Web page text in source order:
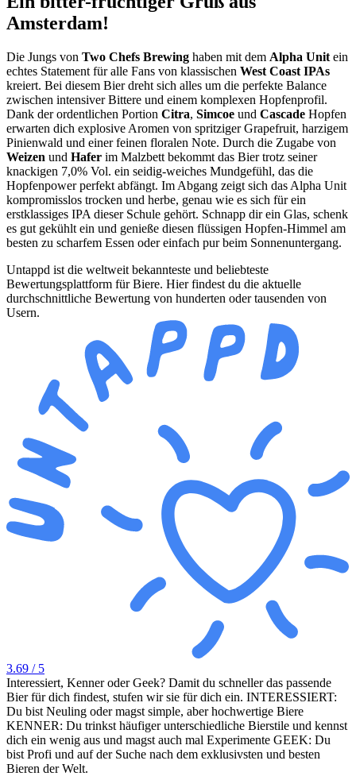
Amsterdam!
Die Jungs von Two Chefs Brewing haben mit dem Alpha Unit ein
echtes Statement für alle Fans von klassischen West Coast IPAs
kreiert. Bei diesem Bier dreht sich alles um die perfekte Balance
zwischen intensiver Bittere und einem komplexen Hopfenprofil.
Dank der ordentlichen Portion Citra, Simcoe und Cascade Hopfen
erwarten dich explosive Aromen von spritziger Grapefruit, harzigem
Pinienwald und einer feinen floralen Note. Durch die Zugabe von
Weizen und Hafer im Malzbett bekommt das Bier trotz seiner
knackigen 7,0% Vol. ein seidig-weiches Mundgefühl, das die
Hopfenpower perfekt abfängt. Im Abgang zeigt sich das Alpha Unit
kompromisslos trocken und herbe, genau wie es sich für ein
erstklassiges IPA dieser Schule gehört. Schnapp dir ein Glas, schenk
es gut gekühlt ein und genieße diesen flüssigen Hopfen-Himmel am
besten zu scharfem Essen oder einfach pur beim Sonnenuntergang.
Untappd ist die weltweit bekannteste und beliebteste
Bewertungsplattform für Biere. Hier findest du die aktuelle
durchschnittliche Bewertung von hunderten oder tausenden von
Usern.
3.69 / 5
Interessiert, Kenner oder Geek? Damit du schneller das passende
Bier für dich findest, stufen wir sie für dich ein. INTERESSIERT:
Du bist Neuling oder magst simple, aber hochwertige Biere
KENNER: Du trinkst häufiger unterschiedliche Bierstile und kennst
dich ein wenig aus und magst auch mal Experimente GEEK: Du
bist Profi und auf der Suche nach dem exklusivsten und besten
Bieren der Welt.